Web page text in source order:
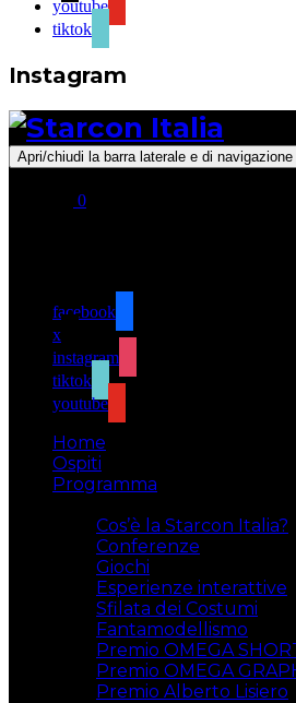
youtube
tiktok
Instagram
Apri/chiudi la barra laterale e di navigazione
0
facebook
x
instagram
tiktok
youtube
Home
Ospiti
Programma
Cos’è la Starcon Italia?
Conferenze
Giochi
Esperienze interattive
Sfilata dei Costumi
Fantamodellismo
Premio OMEGA
Premio OMEGA
Premio Alberto Lisiero